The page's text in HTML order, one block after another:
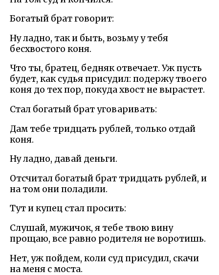
Богатый брат говорит:
Ну ладно, так и быть, возьму у тебя
бесхвостого коня.
Что ты, братец, бедняк отвечает. Уж пусть
будет, как судья присудил: подержу твоего
коня до тех пор, покуда хвост не вырастет.
Стал богатый брат уговаривать:
Дам тебе тридцать рублей, только отдай
коня.
Ну ладно, давай деньги.
Отсчитал богатый брат тридцать рублей, и
на том они поладили.
Тут и купец стал просить:
Слушай, мужичок, я тебе твою вину
прощаю, все равно родителя не воротишь.
Нет, уж пойдем, коли суд присудил, скачи
на меня с моста.